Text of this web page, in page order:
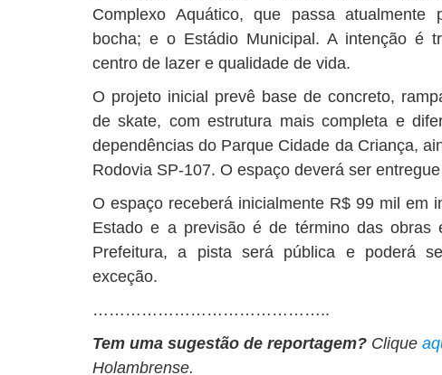
Complexo Aquático, que passa
bocha; e o Estádio Municipal. A intenção é
centro de lazer e qualidade de vida.
O projeto inicial prevê base de concreto,
de skate, com estrutura mais completa e
dependências do Parque Cidade da Criança,
Rodovia SP-107. O espaço deverá ser
O espaço receberá inicialmente R$ 99 mil em
Estado e a previsão é de término das obras
Prefeitura, a pista será pública e poderá
exceção.
……………………………………..
Tem uma sugestão de reportagem? Clique
Holambrense.